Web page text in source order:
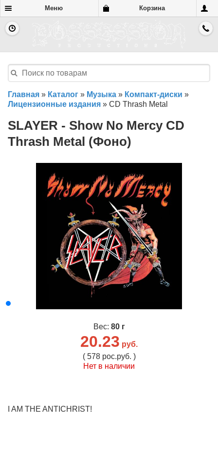
Меню Корзина
Главная » Каталог » Музыка » Компакт-диски »
Лицензионные издания » CD Thrash Metal
SLAYER - Show No Mercy CD
Thrash Metal (Фоно)
Вес: 80 г
20.23 руб.
( 578 рос.руб. )
Нет в наличии
I AM THE ANTICHRIST!